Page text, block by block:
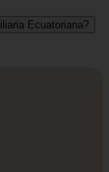
Ecuatoriana?